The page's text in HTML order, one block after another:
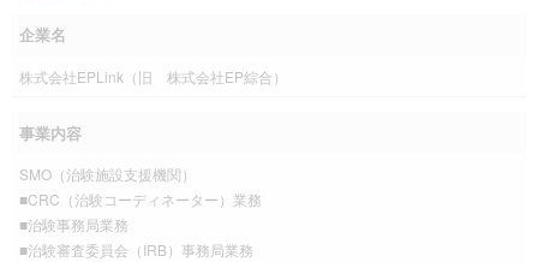
企業名
株式会社EPLink（旧 株式会社EP綜合）
事業内容
SMO（治験施設支援機関）
■CRC（治験コーディネーター）業務
■治験事務局業務
■治験審査委員会（IRB）事務局業務